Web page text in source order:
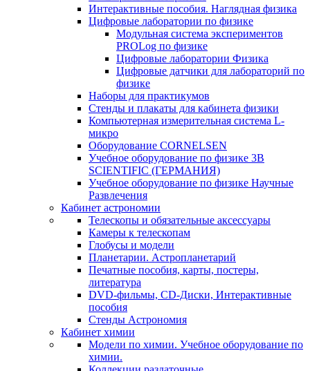
Интерактивные пособия. Наглядная физика
Цифровые лаборатории по физике
Модульная система экспериментов
PROLog по физике
Цифровые лаборатории Физика
Цифровые датчики для лабораторий по
физике
Наборы для практикумов
Стенды и плакаты для кабинета физики
Компьютерная измерительная система L-
микро
Оборудование CORNELSEN
Учебное оборудование по физике 3B
SCIENTIFIC (ГЕРМАНИЯ)
Учебное оборудование по физике Научные
Развлечения
Кабинет астрономии
Телескопы и обязательные аксессуары
Камеры к телескопам
Глобусы и модели
Планетарии. Астропланетарий
Печатные пособия, карты, постеры,
литература
DVD-фильмы, CD-Диски, Интерактивные
пособия
Стенды Астрономия
Кабинет химии
Модели по химии. Учебное оборудование по
химии.